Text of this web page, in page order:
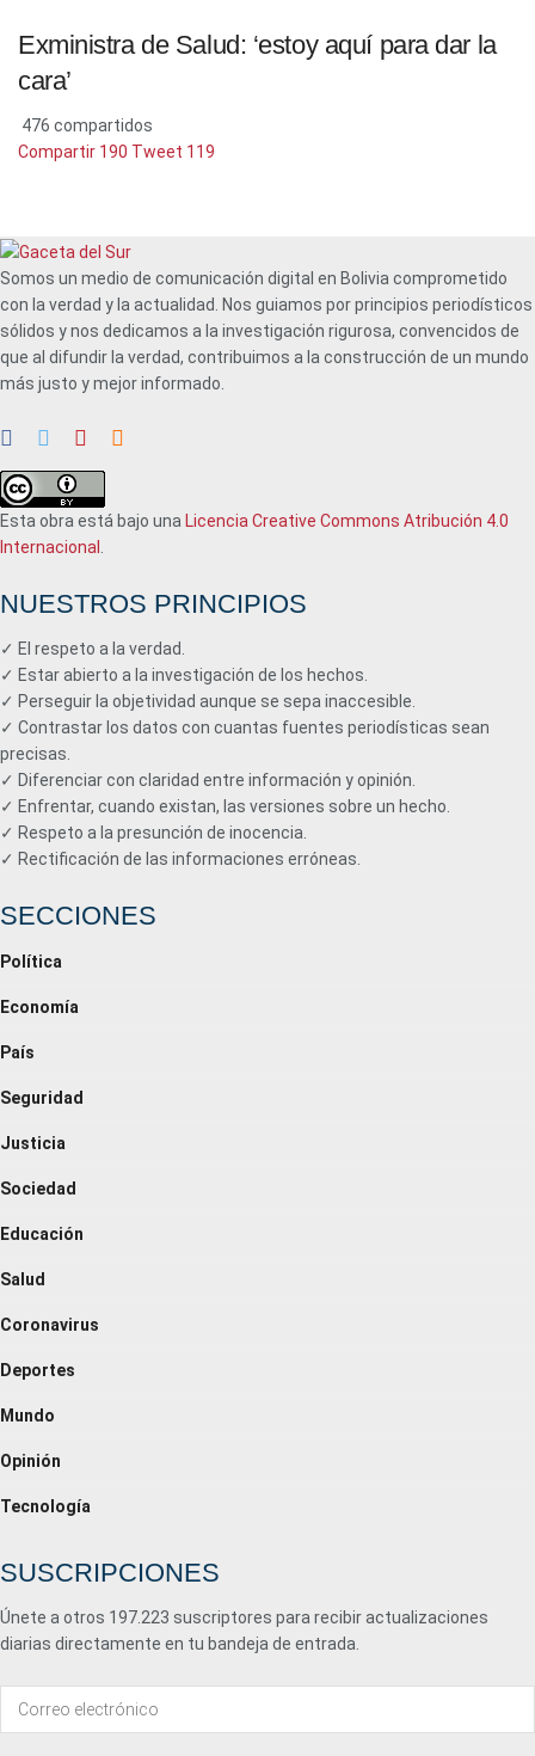
Exministra de Salud: ‘estoy aquí para dar la
cara’
476 compartidos
Compartir 190 Tweet 119
Somos un medio de comunicación digital en Bolivia comprometido
con la verdad y la actualidad. Nos guiamos por principios periodísticos
sólidos y nos dedicamos a la investigación rigurosa, convencidos de
que al difundir la verdad, contribuimos a la construcción de un mundo
más justo y mejor informado.
Esta obra está bajo una Licencia Creative Commons Atribución 4.0
Internacional .
NUESTROS PRINCIPIOS
✓ El respeto a la verdad.
✓ Estar abierto a la investigación de los hechos.
✓ Perseguir la objetividad aunque se sepa inaccesible.
✓ Contrastar los datos con cuantas fuentes periodísticas sean
precisas.
✓ Diferenciar con claridad entre información y opinión.
✓ Enfrentar, cuando existan, las versiones sobre un hecho.
✓ Respeto a la presunción de inocencia.
✓ Rectificación de las informaciones erróneas.
SECCIONES
Política
Economía
País
Seguridad
Justicia
Sociedad
Educación
Salud
Coronavirus
Deportes
Mundo
Opinión
Tecnología
SUSCRIPCIONES
Únete a otros 197.223 suscriptores para recibir actualizaciones
diarias directamente en tu bandeja de entrada.